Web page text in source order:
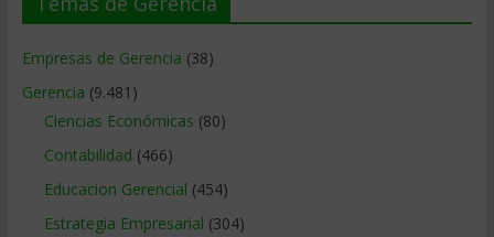
Empresas de Gerencia (38)
Gerencia (9.481)
Ciencias Económicas (80)
Contabilidad (466)
Educacion Gerencial (454)
Estrategia Empresarial (304)